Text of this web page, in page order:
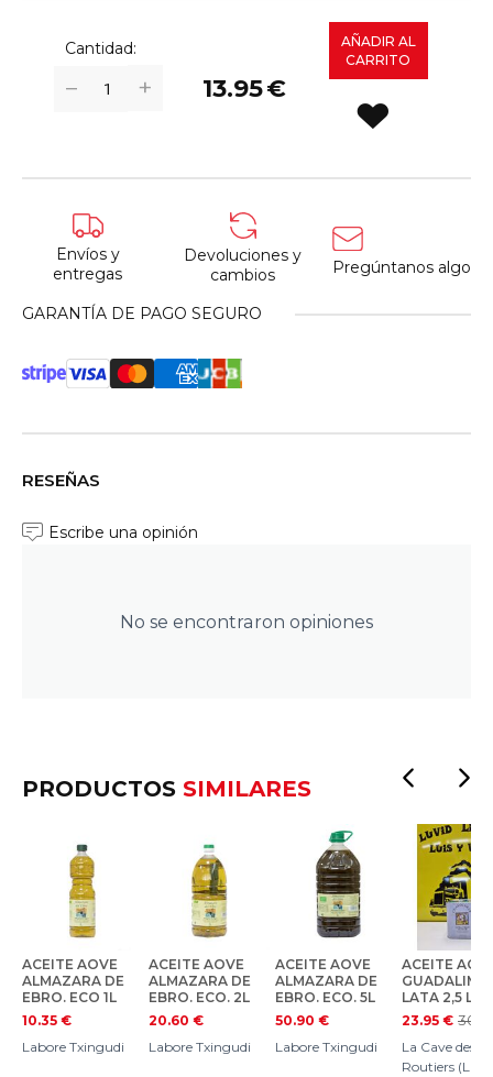
Cantidad:
+
− 13.95€
AÑADIR AL
CARRITO
Envíos y
entregas
Devoluciones y
cambios
Pregúntanos algo
GARANTÍA DE PAGO SEGURO
RESEÑAS
No se encontraron opiniones
Escribe una opinión
PRODUCTOS SIMILARES
ACEITE AOVE
ALMAZARA DE
EBRO. ECO 1L
10.35 €
Labore Txingudi
ACEITE AOVE
ALMAZARA DE
EBRO. ECO. 2L
20.60 €
Labore Txingudi
ACEITE AOVE
ALMAZARA DE
EBRO. ECO. 5L
50.90 €
Labore Txingudi
ACEITE
LATA 2,5 L.
23.95 €
La Cave des
Routiers (LUIS